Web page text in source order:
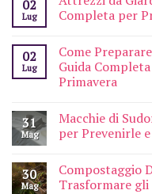
02
Lug
Completa per
02
Lug
Come
Guida
Primavera
31
Mag
Macchie di
per Prevenirle
30
Mag
Compostaggio
Trasformare